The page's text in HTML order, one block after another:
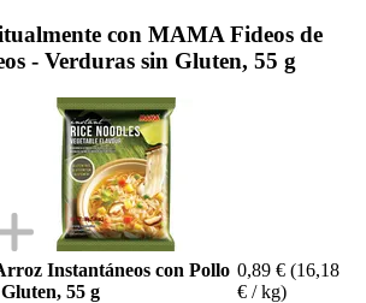
con MAMA Fideos de
- Verduras sin Gluten, 55 g
Instantáneos con Pollo
55 g
0,89 € (16,18
€ / kg)